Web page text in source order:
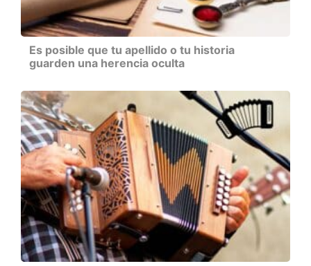
Es posible que tu apellido o tu historia
guarden una herencia oculta